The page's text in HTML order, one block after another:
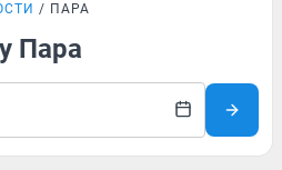
ПАРА
Пара